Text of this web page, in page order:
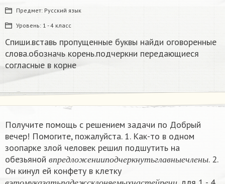
Предмет: Русский язык
Уровень: 1 - 4 класс
Спиши.вставь пропущенные буквы найди оговоренные
слова.обозначь корень.подчеркни передающиеся
согласные в корне
Получите помощь с решением задачи по Добрый
вечер! Помогите, пожалуйста. 1. Как-то в одном
зоопарке злой человек решил подшутить на
обезьяной
в п р е дл о ж е н и и п о д ч е р кн у т ьгл а в н ые чл е н ы
впр едложен иипод черкну ть главн ы
. 2.
Он кинул ей конфету в клетку
вэт омука за тьпаде жс к лон яем ей